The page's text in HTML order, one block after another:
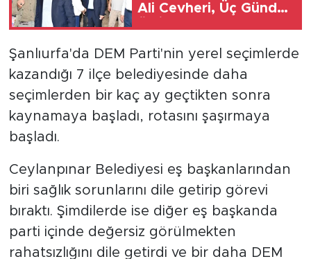
Ali Cevheri, Üç Günde
Şanlıurfa'da DEM Parti'nin yerel seçimlerde
kazandığı 7 ilçe belediyesinde daha
seçimlerden bir kaç ay geçtikten sonra
kaynamaya başladı, rotasını şaşırmaya
başladı.
Ceylanpınar Belediyesi eş başkanlarından
biri sağlık sorunlarını dile getirip görevi
bıraktı. Şimdilerde ise diğer eş başkanda
parti içinde değersiz görülmekten
rahatsızlığını dile getirdi ve bir daha DEM